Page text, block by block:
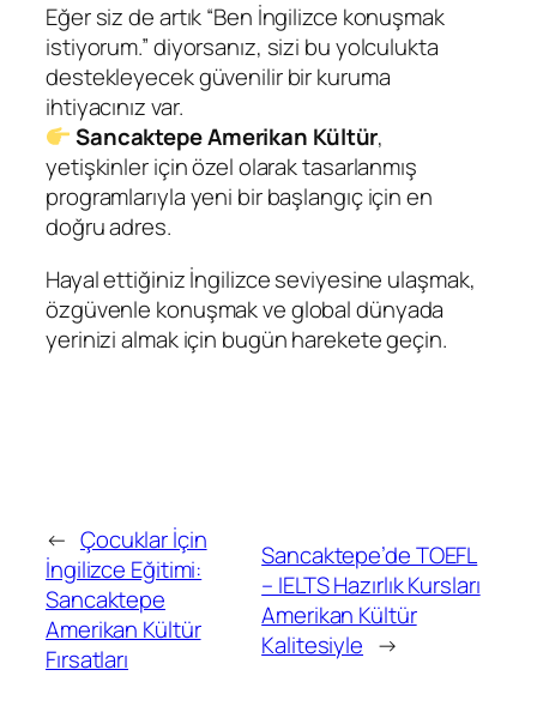
Eğer siz de artık “Ben İngilizce konuşmak
istiyorum.” diyorsanız, sizi bu yolculukta
destekleyecek güvenilir bir kuruma
ihtiyacınız var.
Sancaktepe Amerikan Kültür,
yetişkinler için özel olarak tasarlanmış
programlarıyla yeni bir başlangıç için en
doğru adres.
Hayal ettiğiniz İngilizce seviyesine ulaşmak,
özgüvenle konuşmak ve global dünyada
yerinizi almak için bugün harekete geçin.
← Çocuklar İçin
İngilizce Eğitimi:
Sancaktepe
Amerikan Kültür
Fırsatları
Sancaktepe’de TOEFL
– IELTS Hazırlık Kursları
Amerikan Kültür
Kalitesiyle →